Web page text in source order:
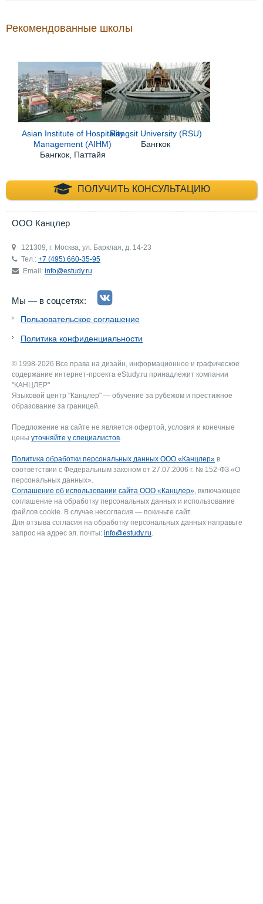
Рекомендованные школы
Asian Institute of Hospitality
Management (AIHM)
Бангкок, Паттайя
Rangsit University (RSU)
Бангкок
ПОЛУЧИТЬ КОНСУЛЬТАЦИЮ
+7 (495) 660-35-
ООО Канцлер
121309, г. Москва, ул. Барклая, д. 14-23
Тел.: +7 (495) 660-35-95
Email: info@estudy.ru
Мы — в соцсетях:
Пользовательское соглашение
Политика конфиденциальности
© 1998-2026 Все права на дизайн, информационное и графическое
содержание интернет-проекта eStudy.ru принадлежит компании
"КАНЦЛЕР".
Языковой центр "Канцлер" — обучение за рубежом и престижное
образование за границей.
Предложение на сайте не является офертой, условия и конечные
цены уточняйте у специалистов.
Политика обработки персональных данных ООО «Канцлер» в
соответствии с Федеральным законом от 27.07.2006 г. № 152-ФЗ «О
персональных данных».
Соглашение об использовании сайта ООО «Канцлер», включающее
соглашение на обработку персональных данных и использование
файлов cookie. В случае несогласия — покиньте сайт.
Для отзыва согласия на обработку персональных данных направьте
запрос на адрес эл. почты: info@estudy.ru.